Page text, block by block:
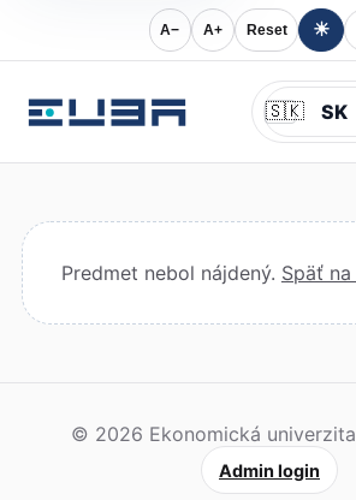
A− A+ Reset ☀
🇸🇰
Predmet nebol nájdený. Späť
© 2026 Ekonomická
Admin login